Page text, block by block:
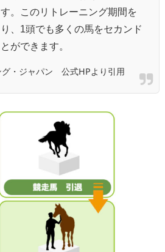
。このリトレーニング期間を
、1頭でも多くの馬をセカンド
ができます。
・ジャパン 公式HPより引用